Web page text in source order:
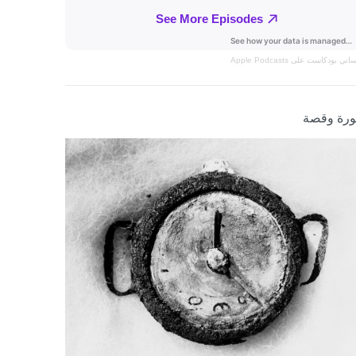
بودكاست على Apple Podcasts
وقصة